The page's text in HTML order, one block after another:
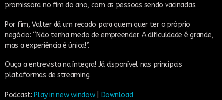
promissora no fim do ano, com as pessoas sendo vacinadas.
Por fim, Valter dá um recado para quem quer ter o próprio
negócio: “Não tenha medo de empreender. A dificuldade é grande,
mas a experiência é única!”.
Ouça a entrevista na íntegra! Já disponível nas principais
plataformas de streaming.
Podcast: Play in new window|
Download